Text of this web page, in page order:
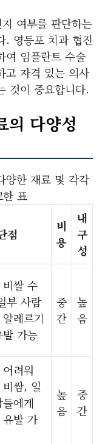
여부를 판단하는
. 영등포 치과 협진
여 임플란트 수술
고 자격 있는 의사
것이 중요합니다.
의 다양성
양한 재료 및 각각
한 표
점
비
용
내
구
성
쌀 수
부 사람
레르기
가능
중
간
높
음
려워
쌈, 일
에게
발 가
높
음
중
간